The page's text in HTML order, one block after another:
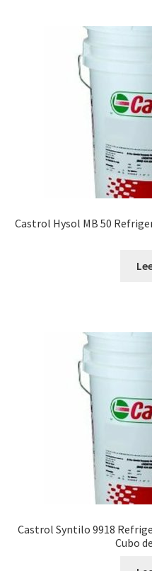
Castrol Hysol MB 50
Castrol Syntilo 9918
Cubo